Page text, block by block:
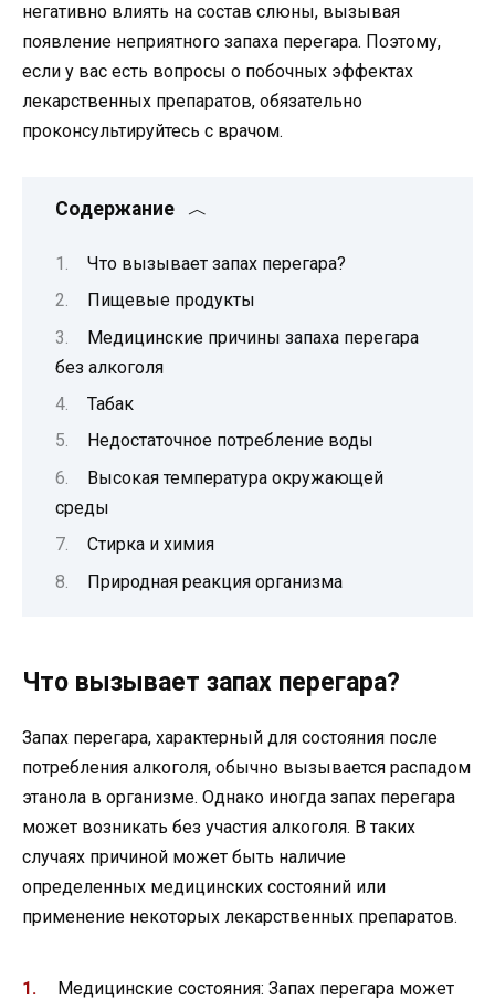
негативно влиять на состав слюны, вызывая
появление неприятного запаха перегара. Поэтому,
если у вас есть вопросы о побочных эффектах
лекарственных препаратов, обязательно
проконсультируйтесь с врачом.
Содержание
Что вызывает запах перегара?
Пищевые продукты
Медицинские причины запаха перегара
без алкоголя
Табак
Недостаточное потребление воды
Высокая температура окружающей
среды
Стирка и химия
Природная реакция организма
Что вызывает запах перегара?
Запах перегара, характерный для состояния после
потребления алкоголя, обычно вызывается распадом
этанола в организме. Однако иногда запах перегара
может возникать без участия алкоголя. В таких
случаях причиной может быть наличие
определенных медицинских состояний или
применение некоторых лекарственных препаратов.
Медицинские состояния: Запах перегара может